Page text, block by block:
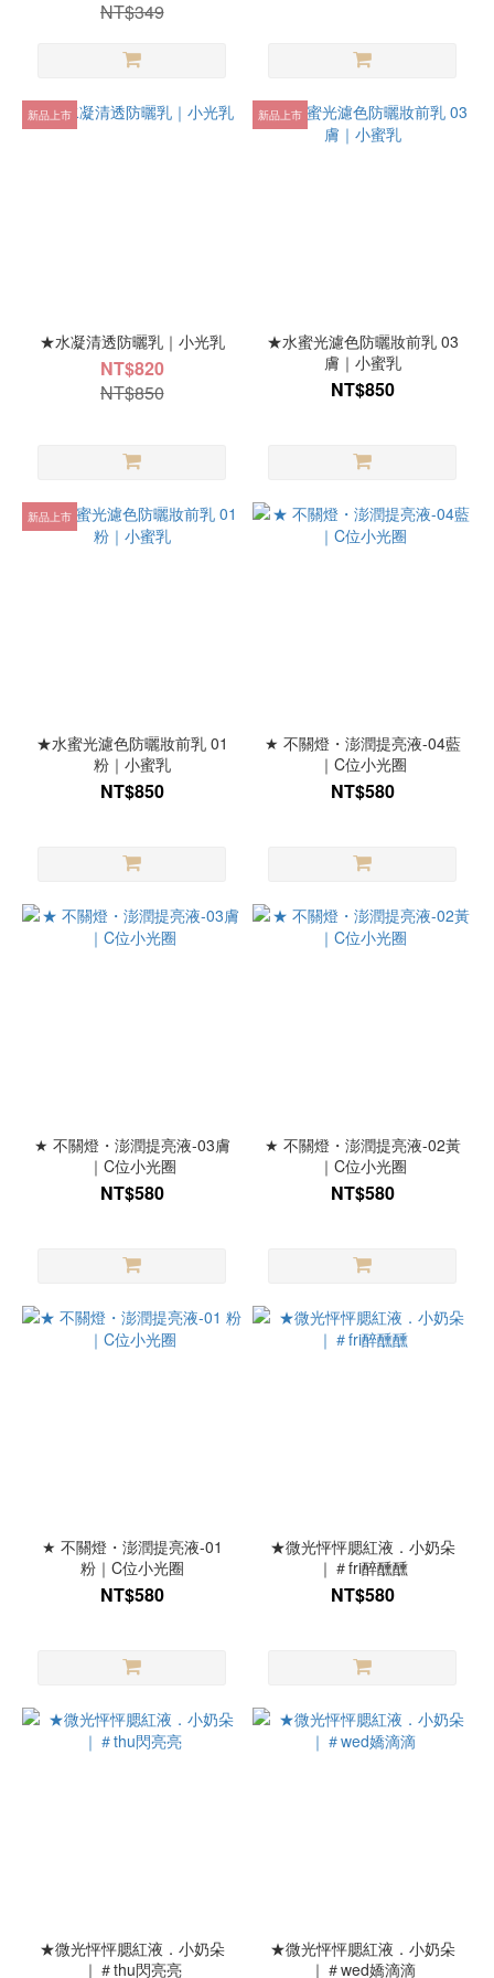
NT$349
新品上市
★水凝清透防曬乳｜小光乳
NT$820
NT$850
新品上市
★水蜜光濾色防曬妝前乳 03
膚｜小蜜乳
NT$850
新品上市
★水蜜光濾色防曬妝前乳 01
粉｜小蜜乳
NT$850
★ 不關燈・澎潤提亮液-04藍
｜C位小光圈
NT$580
★ 不關燈・澎潤提亮液-03膚
｜C位小光圈
NT$580
★ 不關燈・澎潤提亮液-02黃
｜C位小光圈
NT$580
★ 不關燈・澎潤提亮液-01
粉｜C位小光圈
NT$580
★微光怦怦腮紅液．小奶朵
｜＃fri醉醺醺
NT$580
★微光怦怦腮紅液．小奶朵
｜＃thu閃亮亮
★微光怦怦腮紅液．小奶朵
｜＃wed嬌滴滴